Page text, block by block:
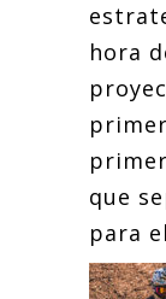
hora
que
para